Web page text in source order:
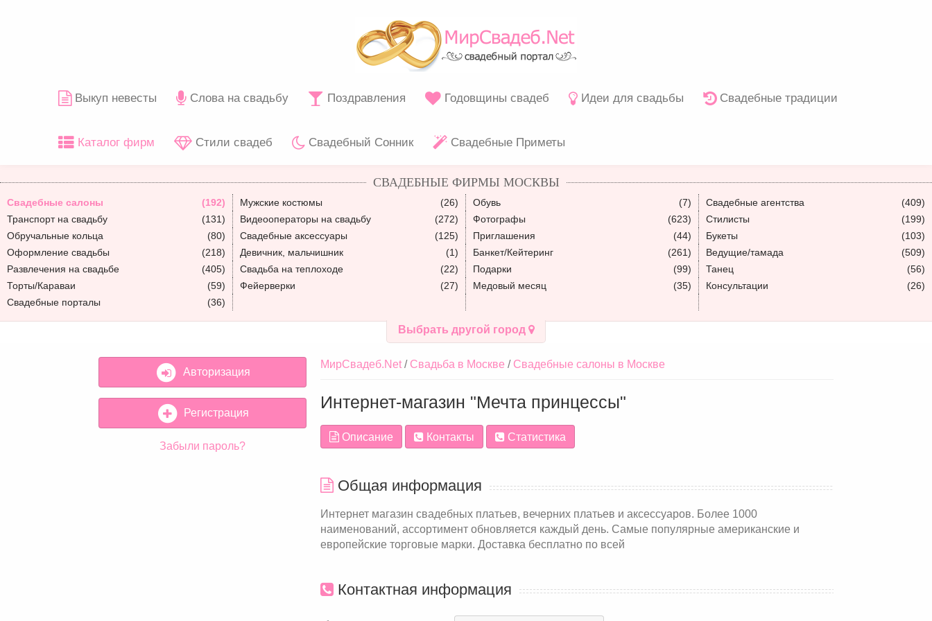
Выкуп невесты Слова на свадьбу Поздравления Годовщины свадеб Идеи для свадьбы Свадебные традиции
Каталог фирм Стили свадеб Свадебный Сонник Свадебные Приметы
СВАДЕБНЫЕ ФИРМЫ МОСКВЫ
Свадебные салоны (192) Мужские костюмы (26) Обувь (7) Свадебные агентства
(409)
Транспорт на свадьбу
(131) Видеооператоры на свадьбу (272) Фотографы (623) Стилисты
(199)
Обручальные кольца
(80) Свадебные аксессуары (125) Приглашения (44) Букеты
(103)
Оформление свадьбы
(218) Девичник, мальчишник (1) Банкет/Кейтеринг (261) Ведущие/тамада
(509)
Развлечения на свадьбе
(405) Свадьба на теплоходе (22) Подарки (99) Танец
(56)
Торты/Караваи
(59) Фейерверки (27) Медовый месяц (35) Консультации
(26)
Свадебные порталы
(36)
Выбрать другой город
МирСвадеб.Net Свадьба в Москве Свадебные салоны в Москве
Интернет-магазин "Мечта принцессы"
Описание Контакты Статистика
Общая информация
Интернет магазин свадебных платьев, вечерних платьев и аксессуаров. Более 1000
наименований, ассортимент обновляется каждый день. Самые популярные американские и
европейские торговые марки. Доставка бесплатно по всей
Контактная информация
Авторизация
Регистрация
Забыли пароль?